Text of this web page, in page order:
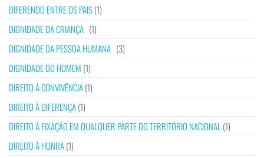
DIFERENDO ENTRE OS PAIS(1)
DIGNIDADE DA CRIANÇA (1)
DIGNIDADE DA PESSOA HUMANA (3)
DIGNIDADE DO HOMEM (1)
DIREITO À CONVIVÊNCIA(1)
DIREITO À DIFERENÇA(1)
DIREITO À FIXAÇÃO EM QUALQUER PARTE DO TERRITÓRIO NACIONAL (1)
DIREITO À HONRA(1)